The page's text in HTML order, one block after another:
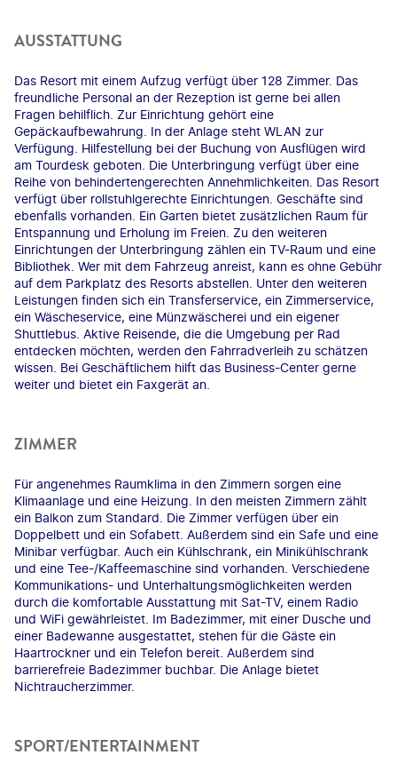
AUSSTATTUNG
Das Resort mit einem Aufzug verfügt über 128 Zimmer. Das
freundliche Personal an der Rezeption ist gerne bei allen
Fragen behilflich. Zur Einrichtung gehört eine
Gepäckaufbewahrung. In der Anlage steht WLAN zur
Verfügung. Hilfestellung bei der Buchung von Ausflügen wird
am Tourdesk geboten. Die Unterbringung verfügt über eine
Reihe von behindertengerechten Annehmlichkeiten. Das Resort
verfügt über rollstuhlgerechte Einrichtungen. Geschäfte sind
ebenfalls vorhanden. Ein Garten bietet zusätzlichen Raum für
Entspannung und Erholung im Freien. Zu den weiteren
Einrichtungen der Unterbringung zählen ein TV-Raum und eine
Bibliothek. Wer mit dem Fahrzeug anreist, kann es ohne Gebühr
auf dem Parkplatz des Resorts abstellen. Unter den weiteren
Leistungen finden sich ein Transferservice, ein Zimmerservice,
ein Wäscheservice, eine Münzwäscherei und ein eigener
Shuttlebus. Aktive Reisende, die die Umgebung per Rad
entdecken möchten, werden den Fahrradverleih zu schätzen
wissen. Bei Geschäftlichem hilft das Business-Center gerne
weiter und bietet ein Faxgerät an.
ZIMMER
Für angenehmes Raumklima in den Zimmern sorgen eine
Klimaanlage und eine Heizung. In den meisten Zimmern zählt
ein Balkon zum Standard. Die Zimmer verfügen über ein
Doppelbett und ein Sofabett. Außerdem sind ein Safe und eine
Minibar verfügbar. Auch ein Kühlschrank, ein Minikühlschrank
und eine Tee-/Kaffeemaschine sind vorhanden. Verschiedene
Kommunikations- und Unterhaltungsmöglichkeiten werden
durch die komfortable Ausstattung mit Sat-TV, einem Radio
und WiFi gewährleistet. Im Badezimmer, mit einer Dusche und
einer Badewanne ausgestattet, stehen für die Gäste ein
Haartrockner und ein Telefon bereit. Außerdem sind
barrierefreie Badezimmer buchbar. Die Anlage bietet
Nichtraucherzimmer.
SPORT/ENTERTAINMENT